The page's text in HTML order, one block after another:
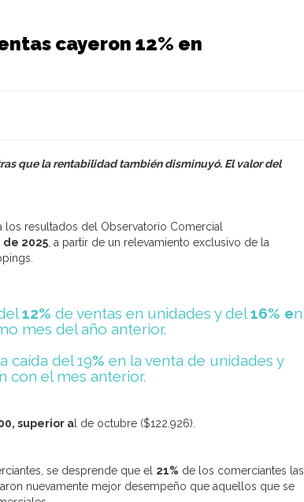
cayeron 12% en
que la rentabilidad también disminuyó. El valor del
los resultados del Observatorio Comercial
2025, a partir de un relevamiento exclusivo de la
12% de ventas en unidades y del16% en
mes del año anterior.
caída del 19% en la venta de unidades y
con el mes anterior.
superior al de octubre ($122.926).
se desprende que el 21% de los comerciantes las
nuevamente mejor desempeño que aquellos que se